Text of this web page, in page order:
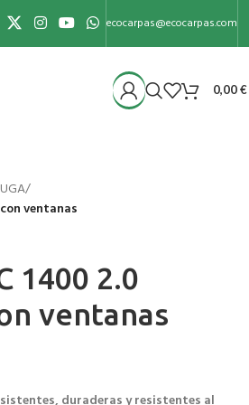
ecocarpas@ecocarpas.com
0,00€
/
ventanas
1400 2.0
ventanas